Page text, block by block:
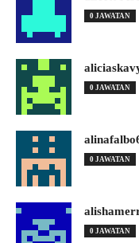
0 JAWATAN
0 JAWATAN
0 JAWATAN
0 JAWATAN